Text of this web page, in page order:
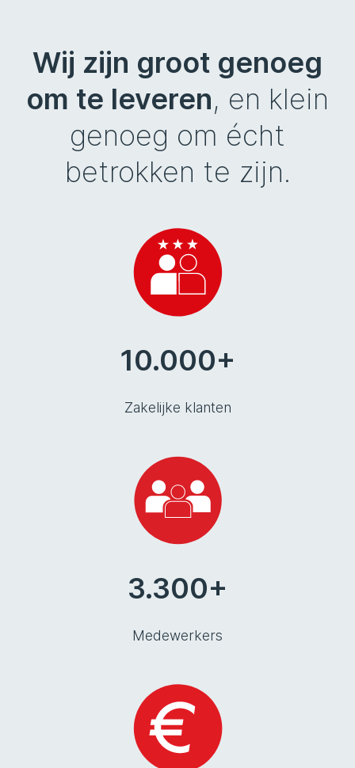
Wij zijn groot genoeg
om te leveren, en klein
genoeg om écht
betrokken te zijn.
10.000+
Zakelijke klanten
3.300+
Medewerkers